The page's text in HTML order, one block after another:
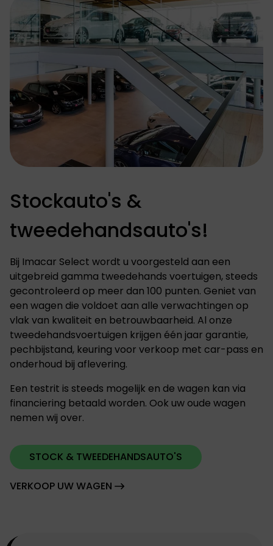
Stockauto's &
tweedehandsauto's!
Bij Imacar Select wordt u voorgesteld aan een
uitgebreid gamma tweedehands voertuigen, steeds
gecontroleerd op meer dan 100 punten. Geniet van
een wagen die voldoet aan alle verwachtingen op
vlak van kwaliteit en betrouwbaarheid. Al onze
tweedehandsvoertuigen krijgen één jaar garantie,
pechbijstand, keuring voor verkoop met car-pass en
onderhoud bij aflevering.
Een testrit is steeds mogelijk en de wagen kan via
financiering betaald worden. Ook uw oude wagen
nemen wij over.
STOCK & TWEEDEHANDSAUTO'S
VERKOOP UW WAGEN